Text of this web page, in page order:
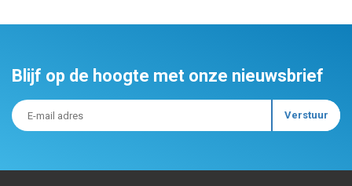
Blijf op de hoogte met onze nieuwsbrief